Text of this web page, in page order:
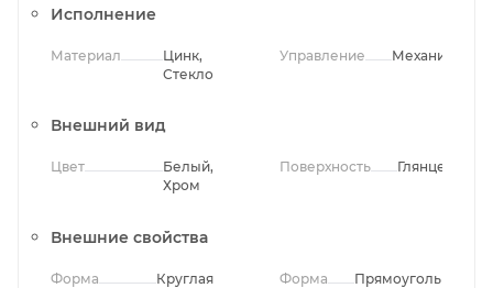
Исполнение
Материал
Цинк,
Стекло
Управление
Внешний вид
Цвет
Белый,
Хром
Поверхность Глянцевая
Внешние свойства
Форма
Круглая Форма Прямоугольная